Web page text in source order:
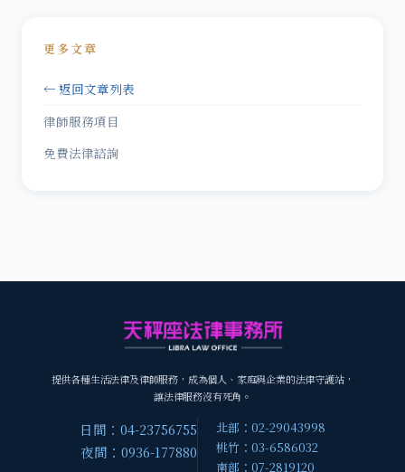
更多文章
← 返回文章列表
律師服務項目
免費法律諮詢
提供各種生活法律及律師服務，成為個人、家庭與企業的法律守護站，
讓法律服務沒有死角。
日間：04-23756755
夜間：0936-177880
北部：02-29043998
桃竹：03-6586032
南部：07-2819120